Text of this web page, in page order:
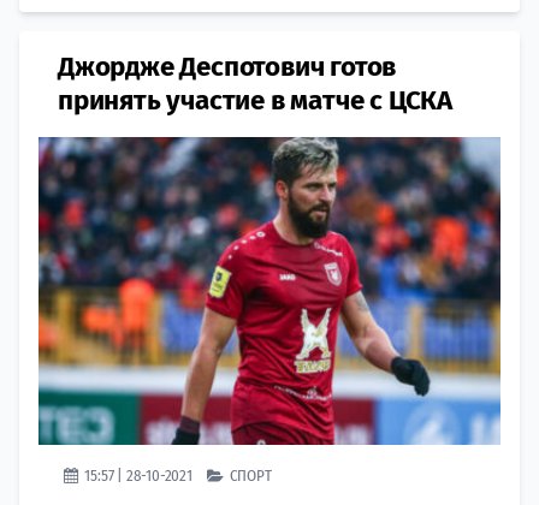
Джордже Деспотович готов
принять участие в матче с ЦСКА
15:57 | 28-10-2021 СПОРТ